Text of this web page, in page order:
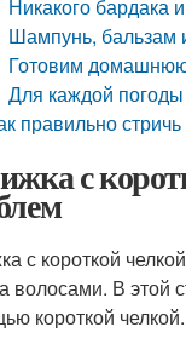
Никакого бардака
Шампунь, бальзам
Готовим
Для каждой
правильно
с
с короткой
волосами. В этой
короткой челкой.